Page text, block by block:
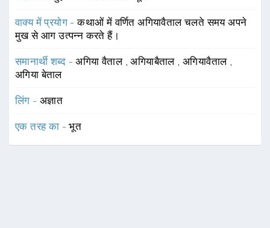
वाक्य में प्रयोग -कथाओं में वर्णित अगियावैताल चलते समय अपने
मुख से आग उत्पन्न करते हैं।
समानार्थी शब्द -अगिया वैताल ,अगियाबैताल ,अगियावैताल ,
अगिया बेताल
लिंग - अज्ञात
एक तरह का -भूत